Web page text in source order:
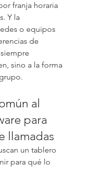
franja horaria
Y la
o equipos
de
sino a la forma
al
para
llamadas
un tablero
para qué lo